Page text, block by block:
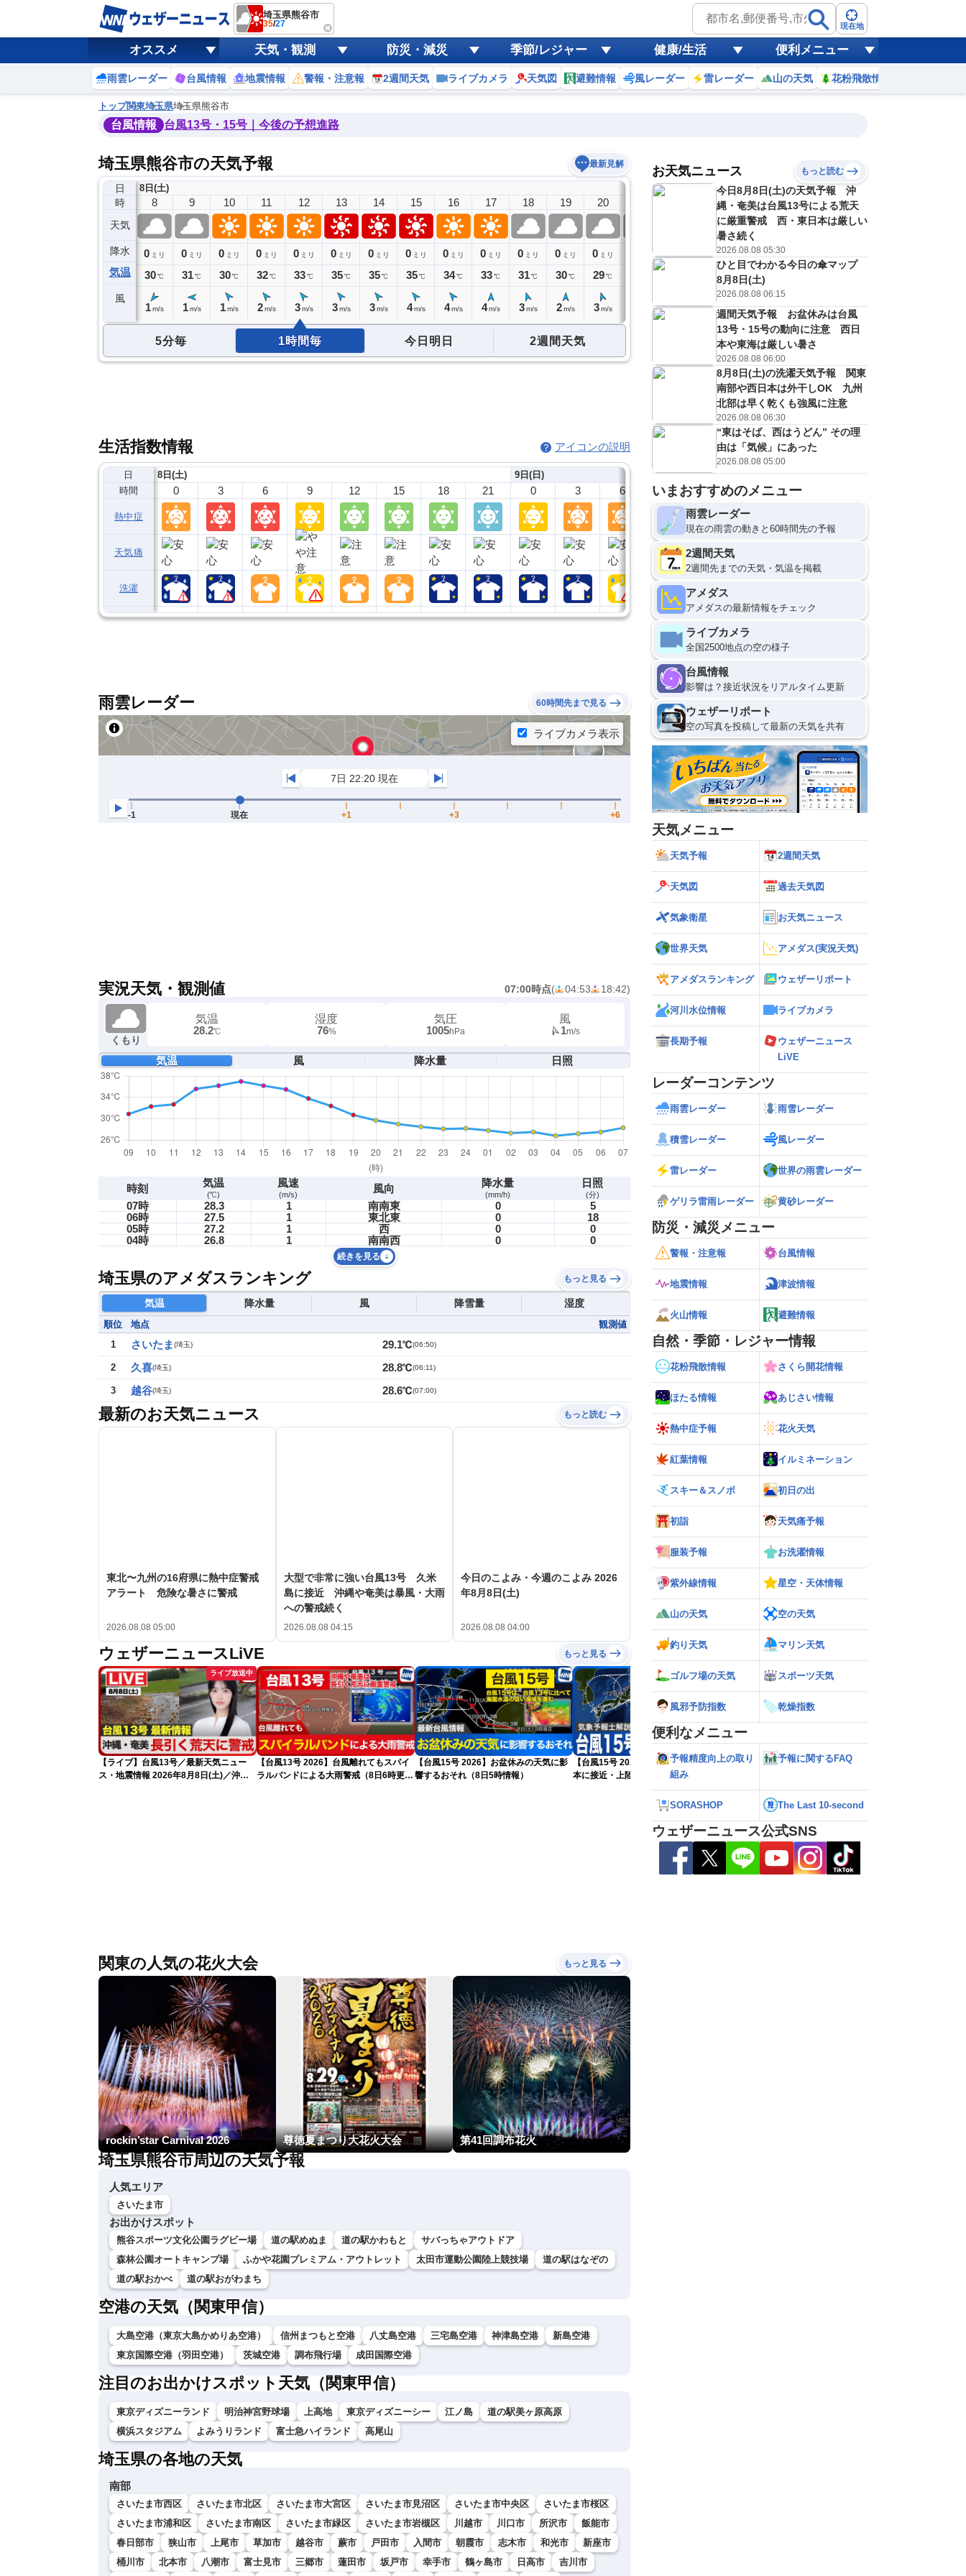
埼玉県熊谷市
35/27 現在地
オススメ 天気・観測 防災・減災 季節/レジャー 健康/生活 便利メニュー
雨雲レーダー 台風情報 地震情報 警報・注意報 2週間天気 ライブカメラ 天気図 避難情報 風レーダー 雷レーダー 山の天気 花粉飛散情報
トップ関東埼玉県埼玉県熊谷市
台風情報 台風13号・15号｜今後の予想進路
埼玉県熊谷市の天気予報 最新見解
日
時
天気
降水
気温
風
8日(土)
7
0ミリ
29℃
8
0 ミリ
30℃
1 m/s
9
0 ミリ
31℃
1 m/s
10
0 ミリ
30℃
1 m/s
11
0 ミリ
32℃
2 m/s
12
0 ミリ
33℃
3 m/s
13
0 ミリ
35℃
3 m/s
14
0 ミリ
35℃
3 m/s
15
0 ミリ
35℃
4 m/s
16
0 ミリ
34℃
4 m/s
17
0 ミリ
33℃
4 m/s
18
0 ミリ
31℃
3 m/s
19
0 ミリ
30℃
2 m/s
20
0 ミリ
29℃
3 m/s
0ミリ
2m/s
23
0ミリ
27℃
2m/s
9日(日)
0
0 ミリ
27℃
2m/s
1
0
1m/s
2
1m/s 1m/s
5分毎 1時間毎 今日明日 2週間天気
生活指数情報 アイコンの説明
日
時間
熱中症
天気痛
洗濯
8日(土)
0 3 6 9 12 15 18 21
9日(日)
0 3 6 9 12
雨雲レーダー 60時間先まで見る
実況天気・観測値 07:00時点( 04:53 18:42)
くもり
気温
28.2℃
湿度
76%
気圧
1005hPa
風
1m/s
気温 風 降水量 日照
時刻 気温
(℃)
風速
(m/s) 風向 降水量
(mm/h)
日照
(分)
07時 28.3 1 南南東 0
5
06時
27.5 1 東北東 0
18
05時
27.2 1 西 0
0
04時
26.8 1 南南西 0 0
続きを見る
埼玉県のアメダスランキング もっと見る
気温 降水量 風 降雪量 湿度
順位 地点
観測値
1
さいたま (埼玉) 29.1℃(06:50)
2 久喜(埼玉) 28.8℃(06:11)
3 越谷(埼玉) 28.6℃(07:00)
最新のお天気ニュース もっと読む
東北〜九州の16府県に熱中症警戒
アラート 危険な暑さに警戒
2026.08.08 05:00
大型で非常に強い台風13号 久米
島に接近 沖縄や奄美は暴風・大雨
への警戒続く
2026.08.08 04:15
今日のこよみ・今週のこよみ 2026
年8月8日(土)
2026.08.08 04:00
ウェザーニュースLiVE もっと見る
ライブ放送中
【ライブ】台風13号／最新天気ニュー
ス・地震情報 2026年8月8日(土)／沖
【台風13号 2026】台風離れてもスパイ
ラルバンドによる大雨警戒（8日6時更
【台風15号 2026】お盆休みの天気に影
響するおそれ（8日5時情報）
【台風15号 2026】今後の進路は？北日
本に接近・上陸する可能性も（7日22時
【台風13号 2026】雨風の影響はいつま
解説（7日22時情報）
関東の人気の花火大会 もっと見る
rockin’star Carnival 2026 尊徳夏まつり大花火大会 第41回調布花火
埼玉県熊谷市周辺の天気予報
人気エリア
さいたま市
お出かけスポット
熊谷スポーツ文化公園ラグビー場 道の駅めぬま 道の駅かわもと
サバっちゃアウトドア
森林公園オートキャンプ場
ふかや花園プレミアム・アウトレット 太田市運動公園陸上競技場
道の駅はなぞの
道の駅おかべ
道の駅おがわまち
空港の天気（関東甲信）
大島空港（東京大島かめりあ空港） 信州まつもと空港 八丈島空港 三宅島空港 神津島空港
新島空港
東京国際空港（羽田空港）
茨城空港 調布飛行場 成田国際空港
注目のお出かけスポット天気（関東甲信）
東京ディズニーランド 明治神宮野球場 上高地 東京ディズニーシー 江ノ島
道の駅美ヶ原高原
横浜スタジアム
よみうりランド 富士急ハイランド 高尾山
埼玉県の各地の天気
南部
さいたま市西区 さいたま市北区 さいたま市大宮区 さいたま市見沼区 さいたま市中央区
さいたま市桜区
さいたま市浦和区
さいたま市南区 さいたま市緑区 さいたま市岩槻区 川越市 川口市 所沢市
飯能市
春日部市
狭山市 上尾市 草加市 越谷市 蕨市 戸田市 入間市 朝霞市 志木市 和光市
新座市
桶川市
北本市 八潮市 富士見市 三郷市 蓮田市 坂戸市 幸手市 鶴ヶ島市 日高市 吉川市
お天気ニュース もっと読む
今日8月8日(土)の天気予報 沖
縄・奄美は台風13号による荒天
に厳重警戒 西・東日本は厳しい
暑さ続く
2026.08.08 05:30
ひと目でわかる今日の傘マップ
8月8日(土)
2026.08.08 06:15
週間天気予報 お盆休みは台風
13号・15号の動向に注意 西日
本や東海は厳しい暑さ
2026.08.08 06:00
8月8日(土)の洗濯天気予報 関東
南部や西日本は外干しOK 九州
北部は早く乾くも強風に注意
2026.08.08 06:30
“東はそば、西はうどん” その理
由は「気候」にあった
2026.08.08 05:00
いまおすすめのメニュー
雨雲レーダー
現在の雨雲の動きと60時間先の予報
2週間天気
2週間先までの天気・気温を掲載
アメダス
アメダスの最新情報をチェック
ライブカメラ
全国2500地点の空の様子
台風情報
影響は？接近状況をリアルタイム更新
ウェザーリポート
空の写真を投稿して最新の天気を共有
天気メニュー
天気予報 2週間天気
天気図 過去天気図
気象衛星 お天気ニュース
世界天気 アメダス(実況天気)
アメダスランキング ウェザーリポート
河川水位情報 ライブカメラ
長期予報
ウェザーニュース
LiVE
レーダーコンテンツ
雨雲レーダー 雨雪レーダー
積雪レーダー 風レーダー
雷レーダー 世界の雨雲レーダー
ゲリラ雷雨レーダー 黄砂レーダー
防災・減災メニュー
警報・注意報 台風情報
地震情報 津波情報
火山情報 避難情報
自然・季節・レジャー情報
花粉飛散情報 さくら開花情報
ほたる情報 あじさい情報
熱中症予報 花火天気
紅葉情報 イルミネーション
スキー＆スノボ 初日の出
初詣 天気痛予報
服装予報 お洗濯情報
紫外線情報 星空・天体情報
山の天気 空の天気
釣り天気 マリン天気
ゴルフ場の天気 スポーツ天気
風邪予防指数 乾燥指数
便利なメニュー
予報精度向上の取り
組み
予報に関するFAQ
SORASHOP The Last 10-second
ウェザーニュース公式SNS